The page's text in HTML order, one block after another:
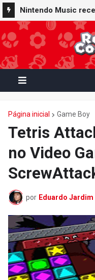
Nintendo Music
Virtual Boy Wario
Tennis em adição
Página inicial Game Boy
Tetris
no Video
por Eduardo Jardim